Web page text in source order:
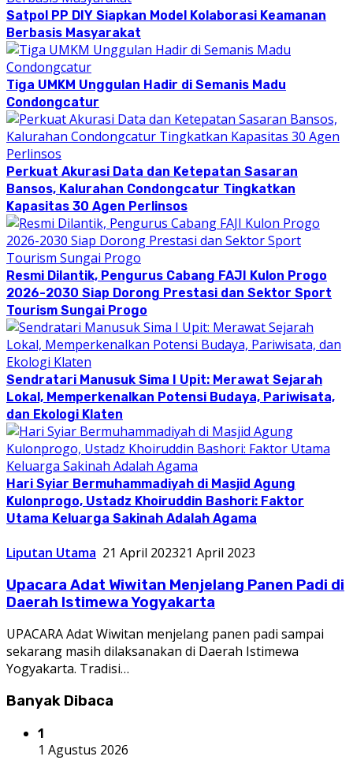
Satpol PP DIY Siapkan Model Kolaborasi Keamanan
Berbasis Masyarakat
Tiga UMKM Unggulan Hadir di Semanis Madu
Condongcatur
Perkuat Akurasi Data dan Ketepatan Sasaran
Bansos, Kalurahan Condongcatur Tingkatkan
Kapasitas 30 Agen Perlinsos
Resmi Dilantik, Pengurus Cabang FAJI Kulon Progo
2026-2030 Siap Dorong Prestasi dan Sektor Sport
Tourism Sungai Progo
Sendratari Manusuk Sima I Upit: Merawat Sejarah
Lokal, Memperkenalkan Potensi Budaya, Pariwisata,
dan Ekologi Klaten
Hari Syiar Bermuhammadiyah di Masjid Agung
Kulonprogo, Ustadz Khoiruddin Bashori: Faktor
Utama Keluarga Sakinah Adalah Agama
Liputan Utama 21 April 202321 April 2023
Upacara Adat Wiwitan Menjelang Panen Padi di
Daerah Istimewa Yogyakarta
UPACARA Adat Wiwitan menjelang panen padi sampai
sekarang masih dilaksanakan di Daerah Istimewa
Yogyakarta. Tradisi…
Banyak Dibaca
1
1 Agustus 2026